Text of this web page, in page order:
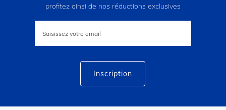
profitez ainsi de nos réductions exclusives
lettre
Inscription